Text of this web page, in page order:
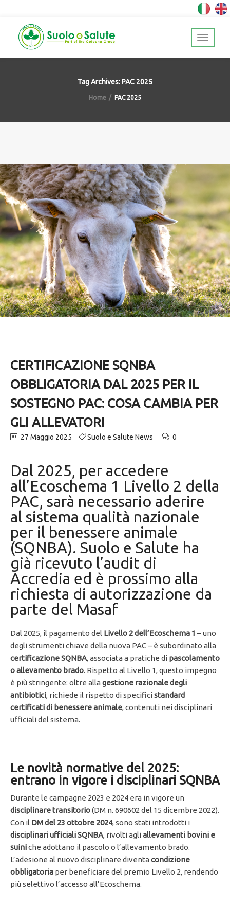
Tag Archives: PAC 2025
Home PAC 2025
CERTIFICAZIONE SQNBA
OBBLIGATORIA DAL 2025 PER IL
SOSTEGNO PAC: COSA CAMBIA PER
GLI ALLEVATORI
27 Maggio 2025 Suolo e Salute News 0
Dal 2025, per accedere
all’Ecoschema 1 Livello 2 della
PAC, sarà necessario aderire
al sistema qualità nazionale
per il benessere animale
(SQNBA). Suolo e Salute ha
già ricevuto l’audit di
Accredia ed è prossimo alla
richiesta di autorizzazione da
parte del Masaf
Dal 2025, il pagamento del Livello 2 dell’Ecoschema 1 – uno
degli strumenti chiave della nuova PAC – è subordinato alla
certificazione SQNBA, associata a pratiche di pascolamento
o allevamento brado. Rispetto al Livello 1, questo impegno
è più stringente: oltre allagestione razionale degli
antibiotici, richiede il rispetto di specificistandard
certificati di benessere animale, contenuti nei disciplinari
ufficiali del sistema.
Le novità normative del 2025:
entrano in vigore i disciplinari SQNBA
Durante le campagne 2023 e 2024 era in vigore un
disciplinare transitorio(DM n. 690602 del 15 dicembre 2022).
Con il DM del 23 ottobre 2024, sono stati introdotti i
disciplinari ufficiali SQNBA, rivolti agliallevamenti bovini e
suiniche adottano il pascolo o l’allevamento brado.
L’adesione al nuovo disciplinare diventacondizione
obbligatoria per beneficiare del premio Livello 2, rendendo
più selettivo l’accesso all’Ecoschema.